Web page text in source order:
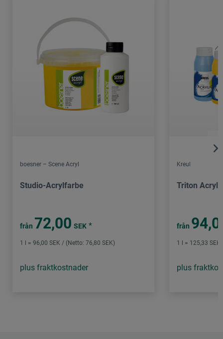
boesner – Scene Acryl
Studio-Acrylfarbe
från 72,00 SEK *
1 l = 96,00 SEK / (Netto: 76,80 SEK)
plus fraktkostnader
Kreul
Triton
från
1 l = 125,33
plus